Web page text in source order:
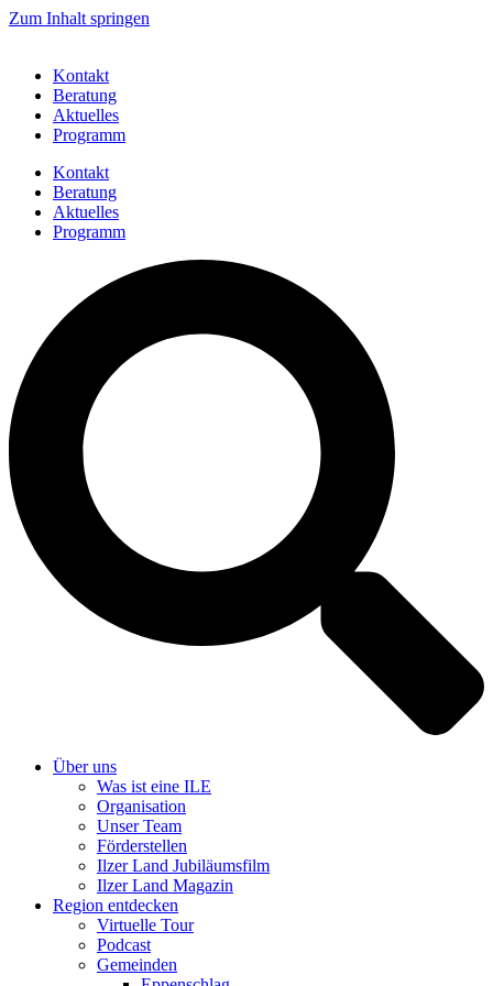
Zum Inhalt springen
Kontakt
Beratung
Aktuelles
Programm
Kontakt
Beratung
Aktuelles
Programm
Über uns
Was ist eine ILE
Organisation
Unser Team
Förderstellen
Ilzer Land Jubiläumsfilm
Ilzer Land Magazin
Region entdecken
Virtuelle Tour
Podcast
Gemeinden